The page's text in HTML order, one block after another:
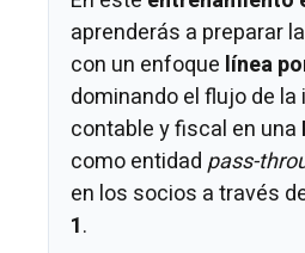
aprenderás a preparar la
con un enfoque línea
dominando el flujo de
contable y fiscal en una
como entidadpass-
en los socios a través
1.